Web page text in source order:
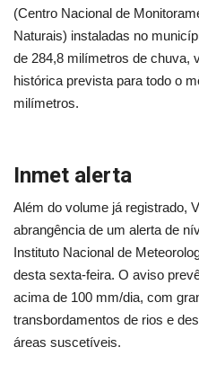
Obituário
Brasil
(Centro Nacional de
Naturais) instaladas no
de 284,8 milímetros de chuva,
histórica prevista para todo o
milímetros.
Inmet alerta
Além do volume já registrado,
abrangência de um alerta de
Instituto Nacional de
desta sexta-feira. O aviso
acima de 100 mm/dia, com
transbordamentos de rios e
áreas suscetíveis.